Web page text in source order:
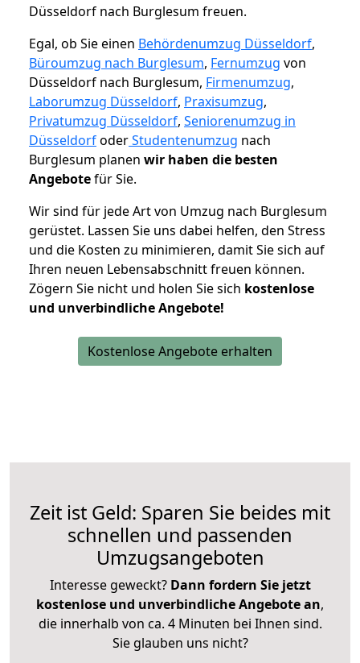
Düsseldorf nach Burglesum freuen.
Egal, ob Sie einen Behördenumzug Düsseldorf,
Büroumzug nach Burglesum, Fernumzug von
Düsseldorf nach Burglesum, Firmenumzug,
Laborumzug Düsseldorf, Praxisumzug,
Privatumzug Düsseldorf, Seniorenumzug in
DüsseldorfoderStudentenumzug nach
Burglesum planen wir haben die besten
Angebotefür Sie.
Wir sind für jede Art von Umzug nach Burglesum
gerüstet. Lassen Sie uns dabei helfen, den Stress
und die Kosten zu minimieren, damit Sie sich auf
Ihren neuen Lebensabschnitt freuen können.
Zögern Sie nicht und holen Sie sich kostenlose
und unverbindliche Angebote!
Kostenlose Angebote erhalten
Zeit ist Geld: Sparen Sie beides mit
schnellen und passenden
Umzugsangeboten
Interesse geweckt? Dann fordern Sie jetzt
kostenlose und unverbindliche Angebote an,
die innerhalb von ca. 4 Minuten bei Ihnen sind.
Sie glauben uns nicht?